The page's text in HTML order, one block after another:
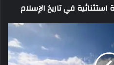
في تاريخ الإسلام